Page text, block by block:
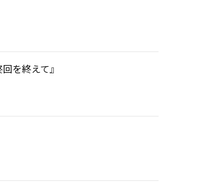
を終えて』